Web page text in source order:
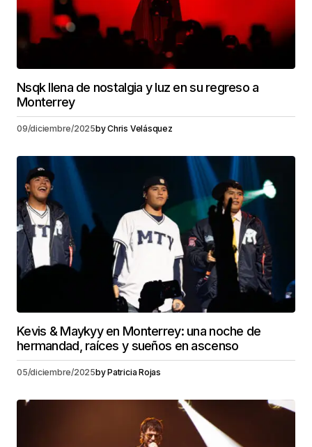
Nsqk llena de nostalgia y luz en su regreso a
Monterrey
09/diciembre/2025byChris Velásquez
Kevis & Maykyy en Monterrey: una noche de
hermandad, raíces y sueños en ascenso
05/diciembre/2025byPatricia Rojas